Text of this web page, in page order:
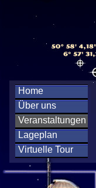
Home
Über uns
Veranstaltungen
Lageplan
Virtuelle Tour